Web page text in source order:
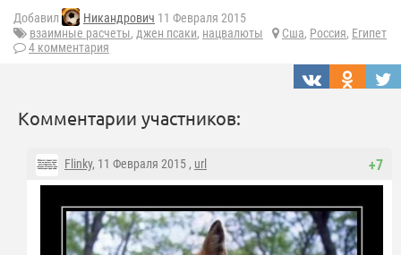
Добавил Никандрович 11 Февраля 2015
взаимные расчеты, джен псаки, нацвалюты Сша, Россия, Египет
4 комментария
Комментарии участников:
+7
Flinky, 11 Февраля 2015 , url